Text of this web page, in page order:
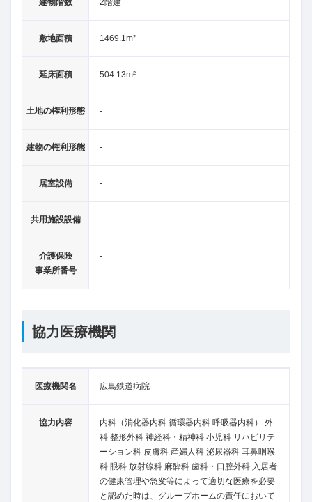
建物階数 2階建
敷地面積 1469.1m²
延床面積 504.13m²
土地の権利形態 -
建物の権利形態 -
居室設備 -
共用施設設備 -
介護保険
事業所番号
-
協力医療機関
医療機関名 広島鉄道病院
協力内容
内科（消化器内科 循環器内科 呼吸器内科） 外
科 整形外科 神経科・精神科 小児科 リハビリテ
ーション科 皮膚科 産婦人科 泌尿器科 耳鼻咽喉
科 眼科 放射線科 麻酔科 歯科・口腔外科 入居者
の健康管理や急変等によって適切な医療を必要
と認めた時は、グループホームの責任において